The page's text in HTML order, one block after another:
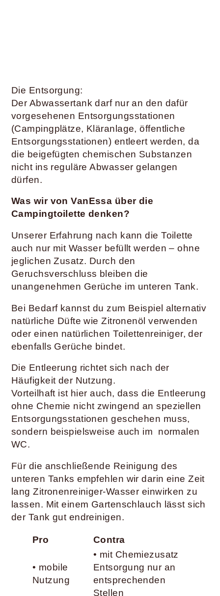
Die Entsorgung:
Der Abwassertank darf nur an den dafür
vorgesehenen Entsorgungsstationen
(Campingplätze, Kläranlage, öffentliche
Entsorgungsstationen) entleert werden, da
die beigefügten chemischen Substanzen
nicht ins reguläre Abwasser gelangen
dürfen.
Was wir von VanEssa über die
Campingtoilette denken?
Unserer Erfahrung nach kann die Toilette
auch nur mit Wasser befüllt werden – ohne
jeglichen Zusatz. Durch den
Geruchsverschluss bleiben die
unangenehmen Gerüche im unteren Tank.
Bei Bedarf kannst du zum Beispiel alternativ
natürliche Düfte wie Zitronenöl verwenden
oder einen natürlichen Toilettenreiniger, der
ebenfalls Gerüche bindet.
Die Entleerung richtet sich nach der
Häufigkeit der Nutzung.
Vorteilhaft ist hier auch, dass die Entleerung
ohne Chemie nicht zwingend an speziellen
Entsorgungsstationen geschehen muss,
sondern beispielsweise auch im normalen
WC.
Für die anschließende Reinigung des
unteren Tanks empfehlen wir darin eine Zeit
lang Zitronenreiniger-Wasser einwirken zu
lassen. Mit einem Gartenschlauch lässt sich
der Tank gut endreinigen.
Pro Contra
• mobile
Nutzung
• mit Chemiezusatz
Entsorgung nur an
entsprechenden
Stellen